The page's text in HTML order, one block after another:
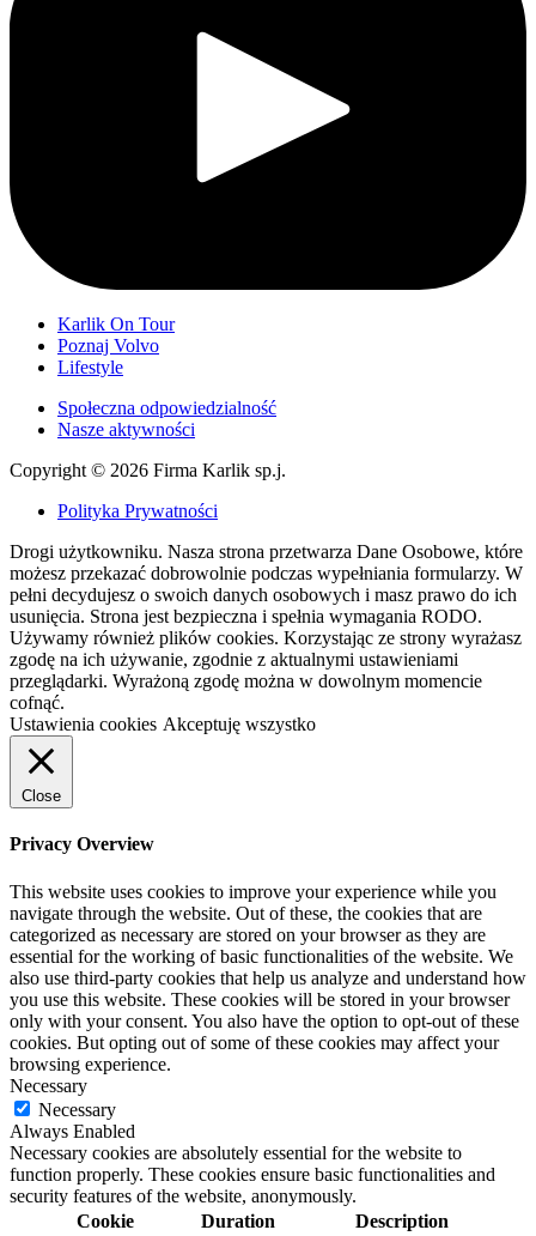
Karlik On Tour
Poznaj Volvo
Lifestyle
Społeczna odpowiedzialność
Nasze aktywności
Copyright © 2026 Firma Karlik sp.j.
Polityka Prywatności
Drogi użytkowniku. Nasza strona przetwarza Dane Osobowe, które
możesz przekazać dobrowolnie podczas wypełniania formularzy. W
pełni decydujesz o swoich danych osobowych i masz prawo do ich
usunięcia. Strona jest bezpieczna i spełnia wymagania RODO.
Używamy również plików cookies. Korzystając ze strony wyrażasz
zgodę na ich używanie, zgodnie z aktualnymi ustawieniami
przeglądarki. Wyrażoną zgodę można w dowolnym momencie
cofnąć.
Ustawienia cookies Akceptuję wszystko
Close
Privacy Overview
This website uses cookies to improve your experience while you
navigate through the website. Out of these, the cookies that are
categorized as necessary are stored on your browser as they are
essential for the working of basic functionalities of the website. We
also use third-party cookies that help us analyze and understand how
you use this website. These cookies will be stored in your browser
only with your consent. You also have the option to opt-out of these
cookies. But opting out of some of these cookies may affect your
browsing experience.
Necessary
Necessary
Always Enabled
Necessary cookies are absolutely essential for the website to
function properly. These cookies ensure basic functionalities and
security features of the website, anonymously.
Cookie
Duration Description